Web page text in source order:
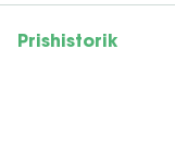
Prishistorik